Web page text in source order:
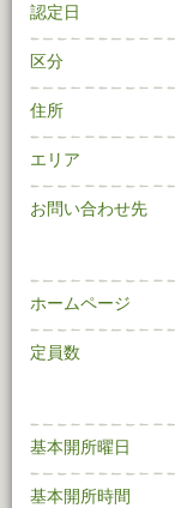
認定日
区分
住所
エリア
お問い合わせ先
ホームページ
定員数
基本開所曜日
基本開所時間